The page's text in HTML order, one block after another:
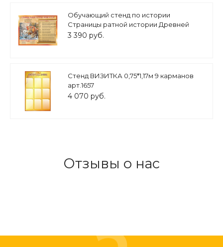
Обучающий стенд по истории
Страницы ратной истории Древней
Руси 1,1*0,85м арт. 3179
3 390 руб.
Стенд ВИЗИТКА 0,75*1,17м 9 карманов
арт.1657
4 070 руб.
Отзывы о нас